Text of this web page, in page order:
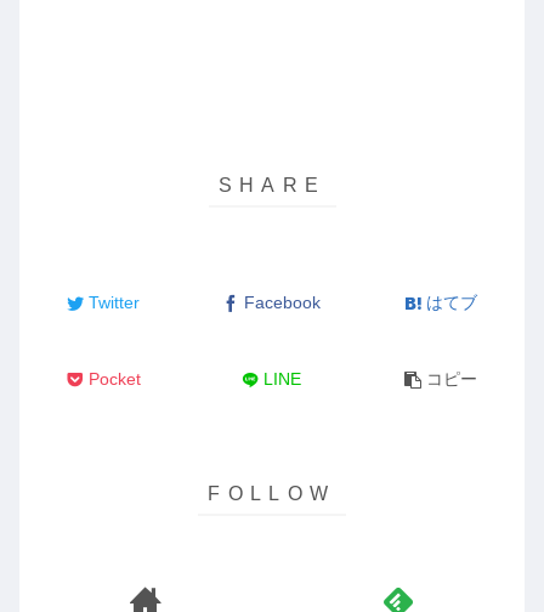
Twitter Facebook はてブ
Pocket LINE コピー